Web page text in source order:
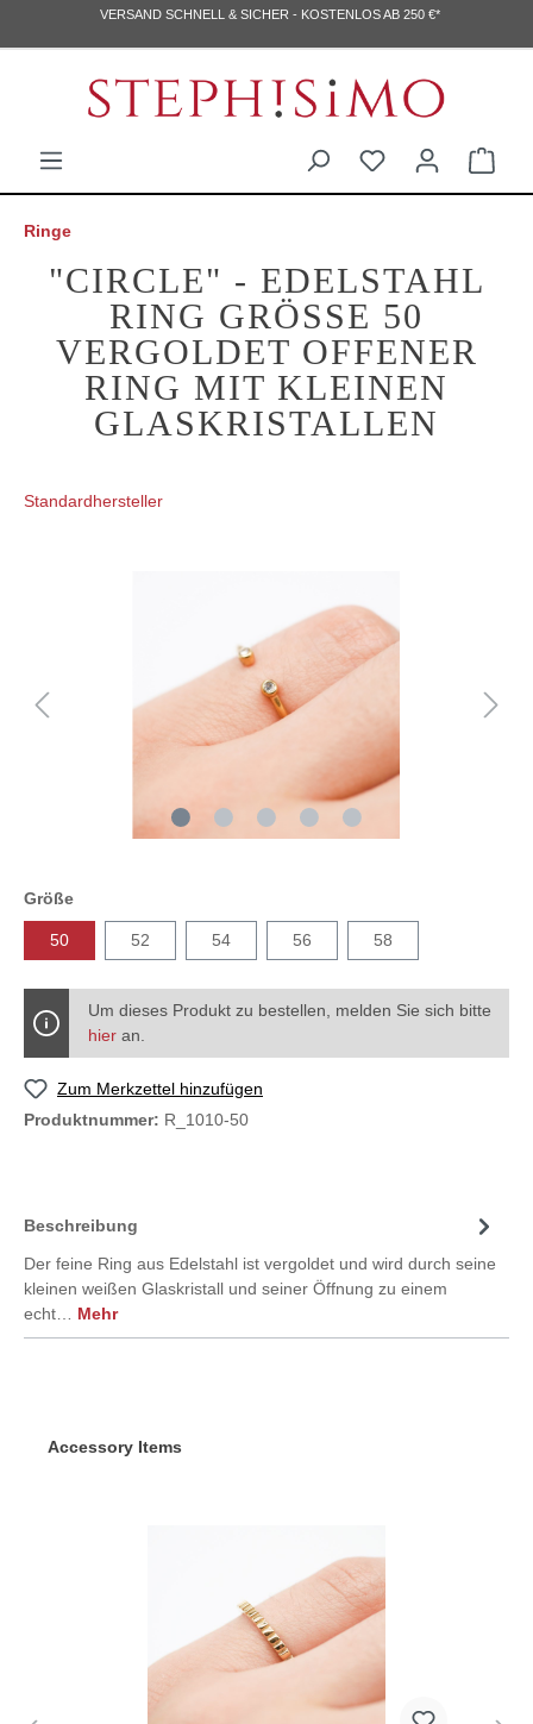
VERSAND SCHNELL & SICHER - KOSTENLOS AB 250 €*
Ringe
"CIRCLE" - EDELSTAHL
RING GRÖSSE 50 V
ERGOLDET OFFENER R
ING MIT KLEINEN G
LASKRISTALLEN
Standardhersteller
Größe
50 52 54 56 58
Um dieses Produkt zu bestellen, melden Sie sich bitte
hier an.
Zum Merkzettel hinzufügen
Produktnummer: R_1010-50
Beschreibung
Der feine Ring aus Edelstahl ist vergoldet und wird durch seine
kleinen weißen Glaskristall und seiner Öffnung zu einem
echt… Mehr
Accessory Items